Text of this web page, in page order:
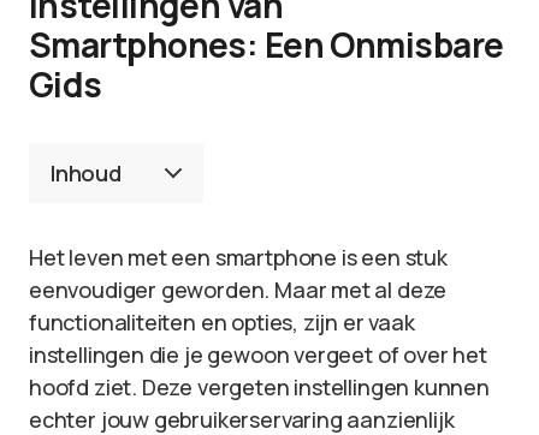
Smartphones: Een Onmisbare
Gids
Inhoud
Het leven met een smartphone is een stuk
eenvoudiger geworden. Maar met al deze
functionaliteiten en opties, zijn er vaak
instellingen die je gewoon vergeet of over het
hoofd ziet. Deze vergeten instellingen kunnen
echter jouw gebruikerservaring aanzienlijk